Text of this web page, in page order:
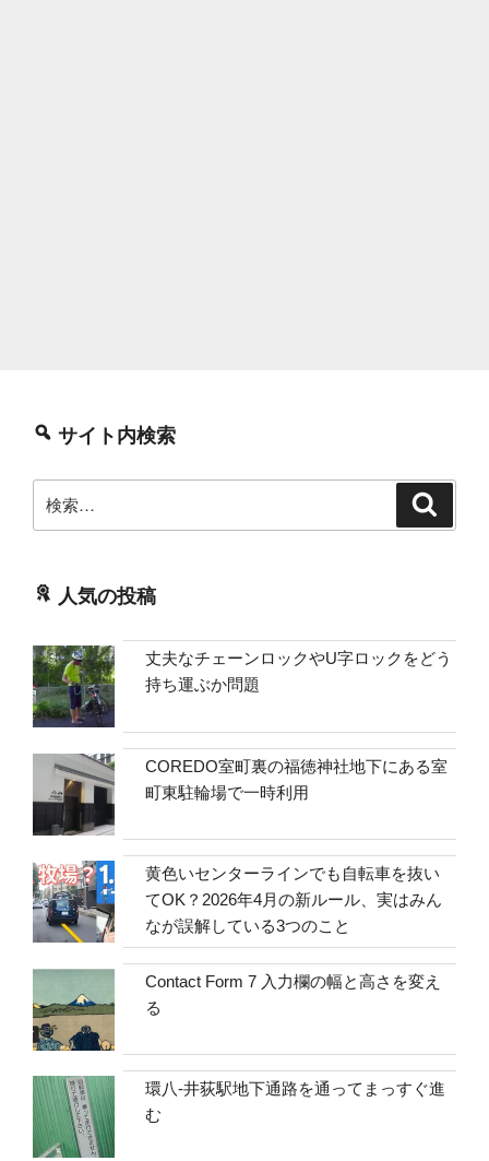
サイト内検索
索:
人気の投稿
丈夫なチェーンロックやU字ロックをどう
持ち運ぶか問題
COREDO室町裏の福徳神社地下にある室
町東駐輪場で一時利用
黄色いセンターラインでも自転車を抜い
てOK？2026年4月の新ルール、実はみん
なが誤解している3つのこと
Contact Form 7 入力欄の幅と高さを変え
る
環八-井荻駅地下通路を通ってまっすぐ進
む